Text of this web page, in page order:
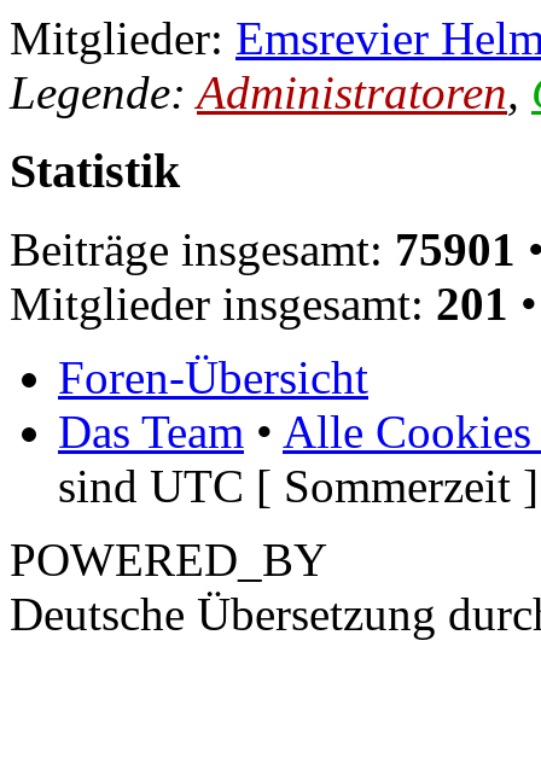
Mitglieder: Emsrevier
Legende:Administratoren,
Statistik
Beiträge insgesamt: 75901
Mitglieder insgesamt: 201
Foren-Übersicht
Das Team • Alle Cookies
sind UTC [ Sommerzeit ]
POWERED_BY
Deutsche Übersetzung